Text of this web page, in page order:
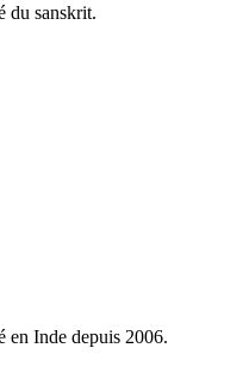
du sanskrit.
en Inde depuis 2006.